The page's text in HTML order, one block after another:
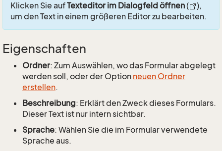
Klicken Sie aufTexteditor im Dialogfeld öffnen(
),
um den Text in einem größeren Editor zu bearbeiten.
Eigenschaften
Ordner: Zum Auswählen, wo das Formular abgelegt
werden soll, oder der Option neuen Ordner
erstellen.
Beschreibung: Erklärt den Zweck dieses Formulars.
Dieser Text ist nur intern sichtbar.
Sprache: Wählen Sie die im Formular verwendete
Sprache aus.